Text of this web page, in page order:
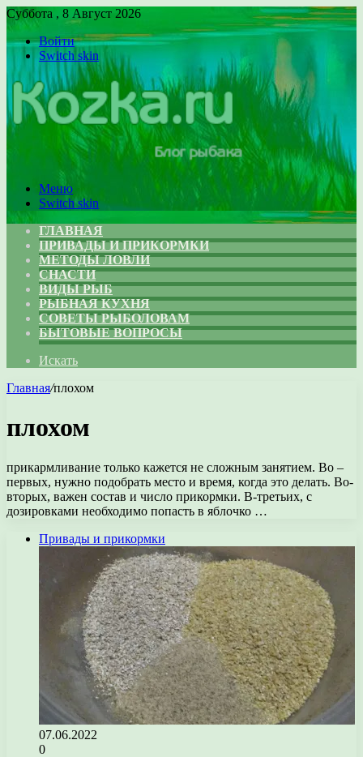
Суббота , 8 Август 2026
Войти
Switch skin
Меню
Switch skin
ГЛАВНАЯ
ПРИВАДЫ И ПРИКОРМКИ
МЕТОДЫ ЛОВЛИ
СНАСТИ
ВИДЫ РЫБ
РЫБНАЯ КУХНЯ
СОВЕТЫ РЫБОЛОВАМ
БЫТОВЫЕ ВОПРОСЫ
Искать
Главная/плохом
плохом
прикармливание только кажется не сложным занятием. Во –
первых, нужно подобрать место и время, когда это делать. Во-
вторых, важен состав и число прикормки. В-третьих, с
дозировками необходимо попасть в яблочко …
Привады и прикормки
07.06.2022
0